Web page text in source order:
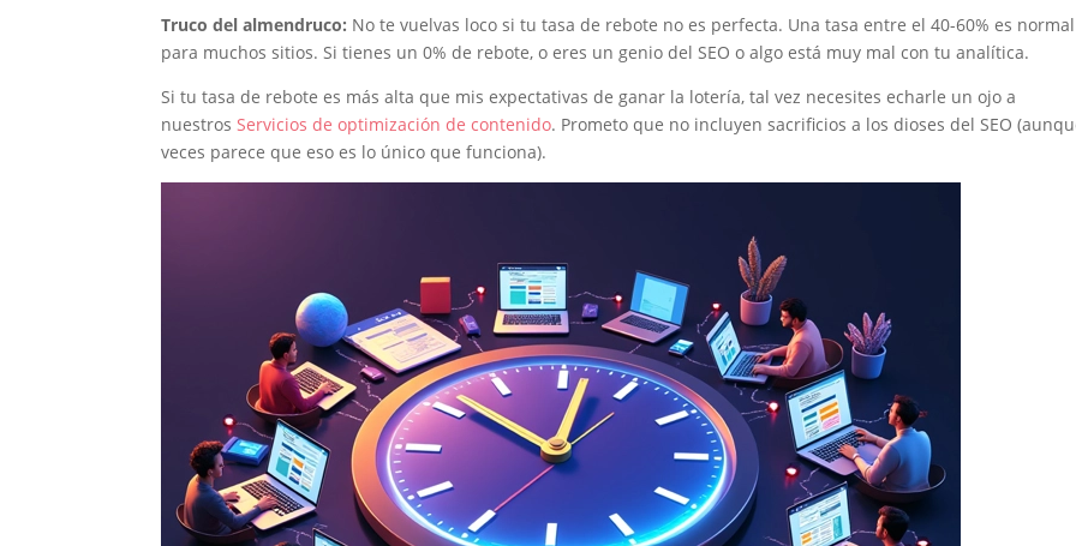
Truco del almendruco: No te vuelvas loco si tu tasa de rebote no es perfecta. Una tasa entre el 40-60% es normal
para muchos sitios. Si tienes un 0% de rebote, o eres un genio del SEO o algo está muy mal con tu analítica.
Si tu tasa de rebote es más alta que mis expectativas de ganar la lotería, tal vez necesites echarle un ojo a
nuestrosServicios de optimización de contenido. Prometo que no incluyen sacrificios a los dioses del SEO
veces parece que eso es lo único que funciona).